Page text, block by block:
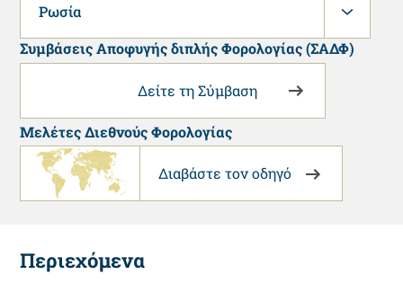
Ρωσία
Συμβάσεις Αποφυγής διπλής Φορολογίας (ΣΑΔΦ)
Δείτε τη Σύμβαση
Μελέτες Διεθνούς Φορολογίας
Διαβάστε τον οδηγό
Περιεχόμενα